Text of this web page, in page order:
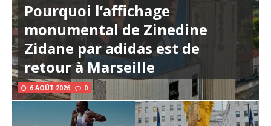
Pourquoi l’affichage
monumental de Zinedine
Zidane par adidas est de
retour à Marseille
6 AOÛT 2026 0